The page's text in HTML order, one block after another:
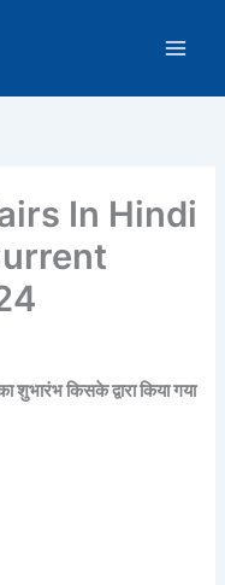
In Hindi
शुभारंभ किसके द्वारा किया गया